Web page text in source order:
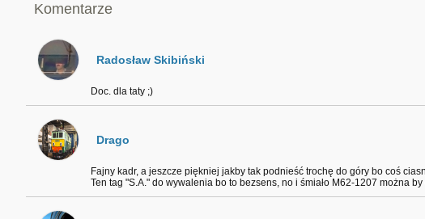
Komentarze
Radosław Skibiński
Doc. dla taty ;)
Drago
Fajny kadr, a jeszcze piękniej jakby tak podnieść trochę do góry bo coś
Ten tag "S.A." do wywalenia bo to bezsens, no i śmiało M62-1207 można